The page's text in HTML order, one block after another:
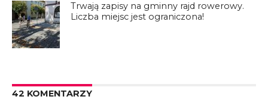
Trwają zapisy na gminny rajd rowerowy.
Liczba miejsc jest ograniczona!
42 KOMENTARZY